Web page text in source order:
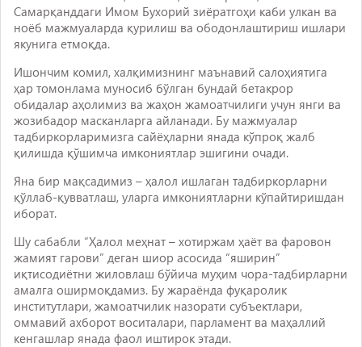
Самарқанддаги Имом Бухорий зиёратгоҳи каби улкан ва
ноёб мажмуаларда қурилиш ва ободонлаштириш ишлари
якунига етмоқда.
Ишончим комил, халқимизнинг маънавий салоҳиятига
ҳар томонлама муносиб бўлган бундай бетакрор
обидалар аҳолимиз ва жаҳон жамоатчилиги учун янги ва
жозибадор масканларга айланади. Бу мажмуалар
тадбиркорларимизга сайёҳларни янада кўпроқ жалб
қилишда қўшимча имкониятлар эшигини очади.
Яна бир мақсадимиз – ҳалол ишлаган тадбиркорларни
қўллаб-қувватлаш, уларга имкониятларни кўпайтиришдан
иборат.
Шу сабабли “Ҳалол меҳнат – хотиржам ҳаёт ва фаровон
жамият гарови” деган шиор асосида “яширин”
иқтисодиётни жиловлаш бўйича муҳим чора-тадбирларни
амалга оширмоқдамиз. Бу жараёнда фуқаролик
институтлари, жамоатчилик назорати cубъектлари,
оммавий ахборот воситалари, парламент ва маҳаллий
кенгашлар янада фаол иштирок этади.